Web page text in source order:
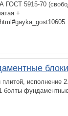
ГОСТ 5915-70
+
исполнение
болты